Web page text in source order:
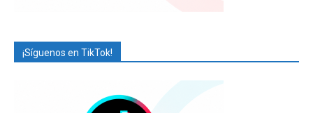
¡Síguenos en TikTok!